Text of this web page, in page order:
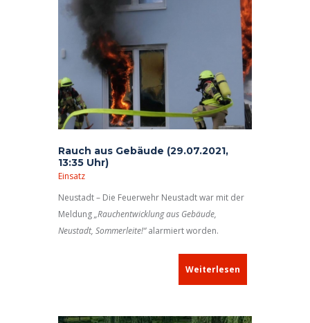
Rauch aus Gebäude (29.07.2021,
13:35 Uhr)
Einsatz
Neustadt – Die Feuerwehr Neustadt war mit der
Meldung„Rauchentwicklung aus Gebäude,
Neustadt, Sommerleite!“alarmiert worden.
Weiterlesen